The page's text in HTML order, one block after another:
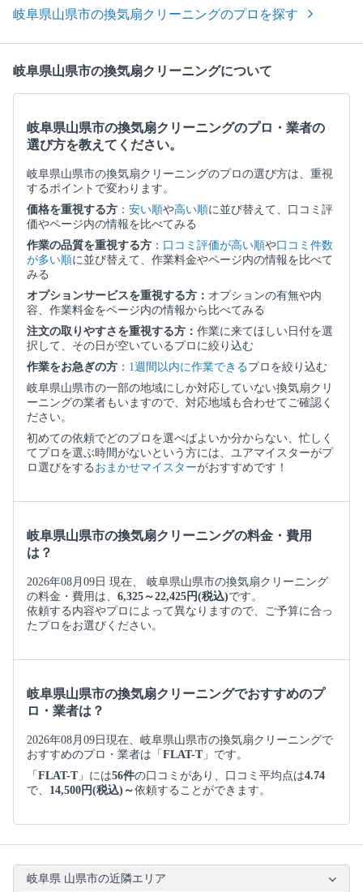
岐阜県山県市の換気扇クリーニングのプロを探す
岐阜県山県市の換気扇クリーニングについて
岐阜県山県市の換気扇クリーニングのプロ・業者の
選び方を教えてください。
岐阜県山県市の換気扇クリーニングのプロの選び方は、重視
するポイントで変わります。
価格を重視する方 ： 安い順や高い順に並び替えて、口コミ評
価やページ内の情報を比べてみる
作業の品質を重視する方 ： 口コミ評価が高い順や口コミ件数
が多い順に並び替えて、作業料金やページ内の情報を比べて
みる
オプションサービスを重視する方： オプションの有無や内
容、作業料金をページ内の情報から比べてみる
注文の取りやすさを重視する方： 作業に来てほしい日付を選
択して、その日が空いているプロに絞り込む
作業をお急ぎの方 ： 1週間以内に作業できるプロを絞り込む
岐阜県山県市の一部の地域にしか対応していない換気扇クリ
ーニングの業者もいますので、対応地域も合わせてご確認く
ださい。
初めての依頼でどのプロを選べばよいか分からない、忙しく
てプロを選ぶ時間がないという方には、ユアマイスターがプ
ロ選びをする おまかせマイスターがおすすめです！
岐阜県山県市の換気扇クリーニングの料金・費用
は？
2026年08月09日 現在、 岐阜県山県市の換気扇クリーニング
の料金・費用は、 6,325～22,425円(税込)です。
依頼する内容やプロによって異なりますので、ご予算に合っ
たプロをお選びください。
岐阜県山県市の換気扇クリーニングでおすすめのプ
ロ・業者は？
2026年08月09日現在、岐阜県山県市の換気扇クリーニングで
おすすめのプロ・業者は「FLAT-T」です。
「FLAT-T」には56件の口コミがあり、口コミ平均点は4.74
で、 14,500円(税込)～依頼することができます。
岐阜県 山県市の近隣エリア